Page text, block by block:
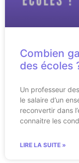
Combien
des écoles
Un professeur
le salaire d’un
reconvertir dans
connaitre les
LIRE LA SUITE »